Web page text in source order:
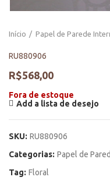
Início Papel de Parede
RU880906
R$568,00
Fora de estoque
Add a lista de desejo
SKU: RU880906
Categorias: Papel de
Tag: Floral